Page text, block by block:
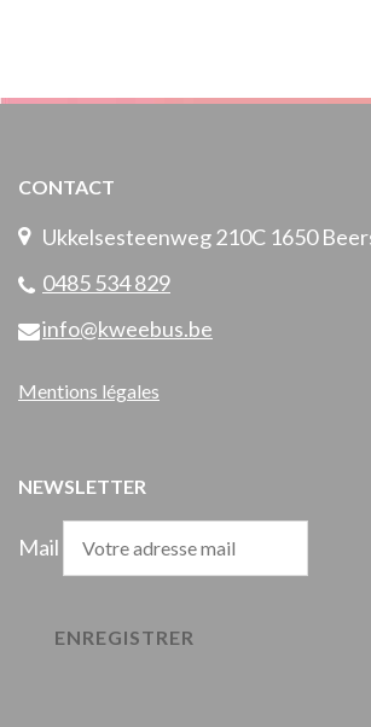
CONTACT
Ukkelsesteenweg 210C 1650
0485 534 829
info@kweebus.be
Mentions légales
NEWSLETTER
Mail